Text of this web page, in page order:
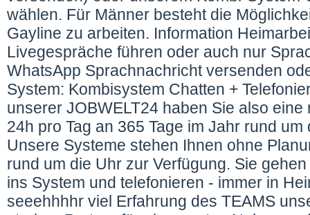
wählen. Für Männer besteht die
Gayline zu arbeiten. Information
Livegespräche führen oder auch nur
WhatsApp Sprachnachricht versenden
System: Kombisystem Chatten +
unserer JOBWELT24 haben Sie also
24h pro Tag an 365 Tage im Jahr rund
Unsere Systeme stehen Ihnen ohne
rund um die Uhr zur Verfügung. Sie
ins System und telefonieren - immer in
seeehhhhr viel Erfahrung des TEAMS